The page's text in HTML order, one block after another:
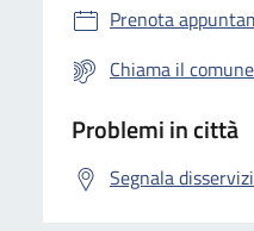
Prenota
Chiama il
Problemi in città
Segnala